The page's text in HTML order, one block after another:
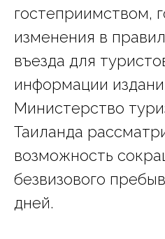
гостеприимством,
изменения в
въезда для
информации
Министерство
Таиланда
возможность
безвизового
дней.